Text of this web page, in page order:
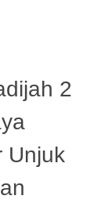
2
Unjuk